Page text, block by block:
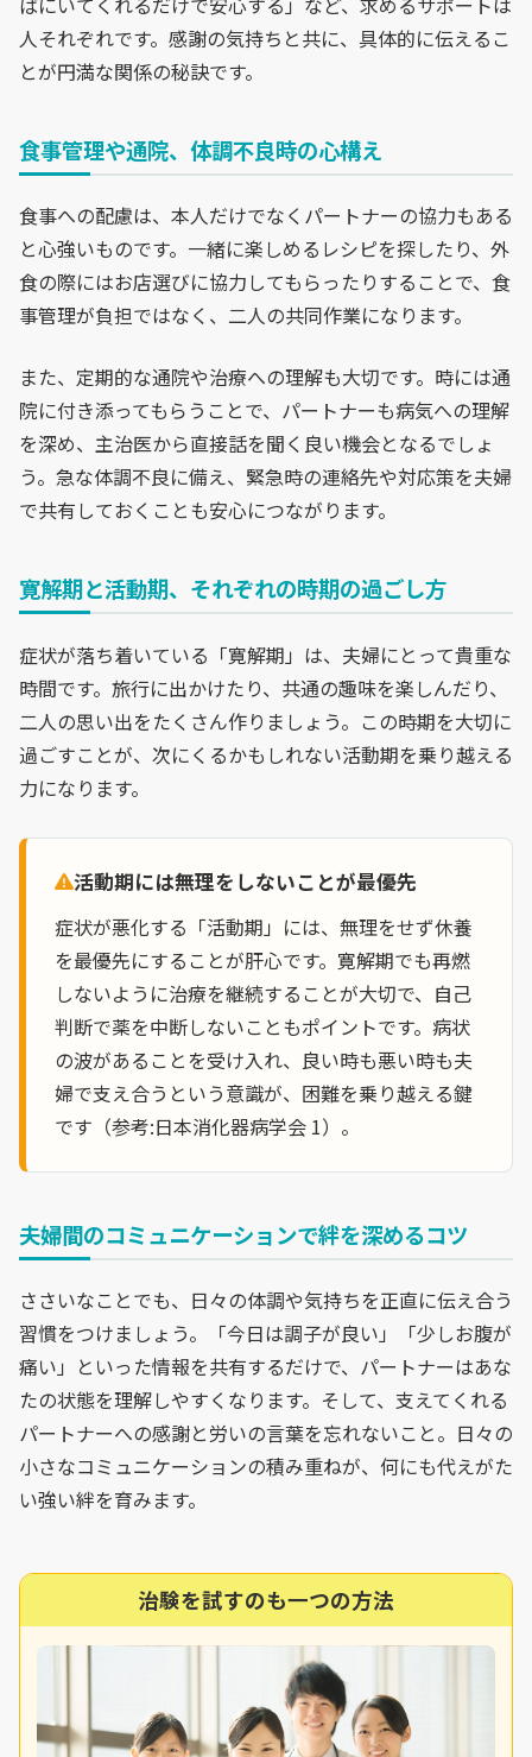
人それぞれです。感謝の気持ちと共に、具体的に伝えるこ
とが円満な関係の秘訣です。
食事管理や通院、体調不良時の心構え
食事への配慮は、本人だけでなくパートナーの協力もある
と心強いものです。一緒に楽しめるレシピを探したり、外
食の際にはお店選びに協力してもらったりすることで、食
事管理が負担ではなく、二人の共同作業になります。
また、定期的な通院や治療への理解も大切です。時には通
院に付き添ってもらうことで、パートナーも病気への理解
を深め、主治医から直接話を聞く良い機会となるでしょ
う。急な体調不良に備え、緊急時の連絡先や対応策を夫婦
で共有しておくことも安心につながります。
寛解期と活動期、それぞれの時期の過ごし方
症状が落ち着いている「寛解期」は、夫婦にとって貴重な
時間です。旅行に出かけたり、共通の趣味を楽しんだり、
二人の思い出をたくさん作りましょう。この時期を大切に
過ごすことが、次にくるかもしれない活動期を乗り越える
力になります。
活動期には無理をしないことが最優先
症状が悪化する「活動期」には、無理をせず休養
を最優先にすることが肝心です。寛解期でも再燃
しないように治療を継続することが大切で、自己
判断で薬を中断しないこともポイントです。病状
の波があることを受け入れ、良い時も悪い時も夫
婦で支え合うという意識が、困難を乗り越える鍵
です（参考:日本消化器病学会 1）。
夫婦間のコミュニケーションで絆を深めるコツ
ささいなことでも、日々の体調や気持ちを正直に伝え合う
習慣をつけましょう。「今日は調子が良い」「少しお腹が
痛い」といった情報を共有するだけで、パートナーはあな
たの状態を理解しやすくなります。そして、支えてくれる
パートナーへの感謝と労いの言葉を忘れないこと。日々の
小さなコミュニケーションの積み重ねが、何にも代えがた
い強い絆を育みます。
治験を試すのも一つの方法